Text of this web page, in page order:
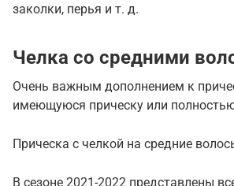
заколки, перья и т. д.
Челка со средними
Очень важным дополнением к
имеющуюся прическу или
Прическа с челкой на средние
В сезоне 2021-2022 представлены